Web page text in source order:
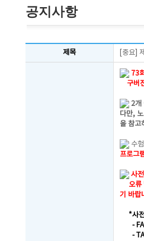
공지사항
제목 [중요]
73
구버
2개
다만,
을 참고
수
프로그
사
오류
기 바랍
*사전
- FAT
- TAT